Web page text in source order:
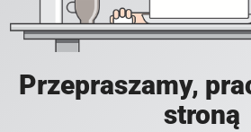
Przepraszamy,
stroną